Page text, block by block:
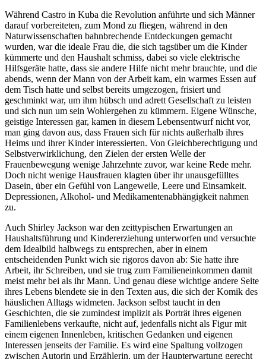
Während Castro in Kuba die Revolution anführte und sich Männer
darauf vorbereiteten, zum Mond zu fliegen, während in den
Naturwissenschaften bahnbrechende Entdeckungen gemacht
wurden, war die ideale Frau die, die sich tagsüber um die Kinder
kümmerte und den Haushalt schmiss, dabei so viele elektrische
Hilfsgeräte hatte, dass sie andere Hilfe nicht mehr brauchte, und die
abends, wenn der Mann von der Arbeit kam, ein warmes Essen auf
dem Tisch hatte und selbst bereits umgezogen, frisiert und
geschminkt war, um ihm hübsch und adrett Gesellschaft zu leisten
und sich nun um sein Wohlergehen zu kümmern. Eigene Wünsche,
geistige Interessen gar, kamen in diesem Lebensentwurf nicht vor,
man ging davon aus, dass Frauen sich für nichts außerhalb ihres
Heims und ihrer Kinder interessierten. Von Gleichberechtigung und
Selbstverwirklichung, den Zielen der ersten Welle der
Frauenbewegung wenige Jahrzehnte zuvor, war keine Rede mehr.
Doch nicht wenige Hausfrauen klagten über ihr unausgefülltes
Dasein, über ein Gefühl von Langeweile, Leere und Einsamkeit.
Depressionen, Alkohol- und Medikamentenabhängigkeit nahmen
zu.
Auch Shirley Jackson war den zeittypischen Erwartungen an
Haushaltsführung und Kindererziehung unterworfen und versuchte
dem Idealbild halbwegs zu entsprechen, aber in einem
entscheidenden Punkt wich sie rigoros davon ab: Sie hatte ihre
Arbeit, ihr Schreiben, und sie trug zum Familieneinkommen damit
meist mehr bei als ihr Mann. Und genau diese wichtige andere Seite
ihres Lebens blendete sie in den Texten aus, die sich der Komik des
häuslichen Alltags widmeten. Jackson selbst taucht in den
Geschichten, die sie zumindest implizit als Porträt ihres eigenen
Familienlebens verkaufte, nicht auf, jedenfalls nicht als Figur mit
einem eigenen Innenleben, kritischen Gedanken und eigenen
Interessen jenseits der Familie. Es wird eine Spaltung vollzogen
zwischen Autorin und Erzählerin, um der Haupterwartung gerecht